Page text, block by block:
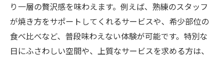
り一層の贅沢感を味わえます。例えば、熟練のスタッフ
が焼き方をサポートしてくれるサービスや、希少部位の
食べ比べなど、普段味わえない体験が可能です。特別な
日にふさわしい空間や、上質なサービスを求める方は、